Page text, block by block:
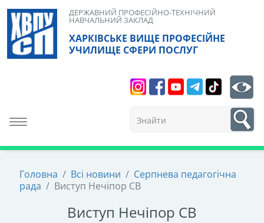
Skip
content
ХАРКІВСЬКЕ ВИЩЕ ПРОФЕСІЙНЕ
УЧИЛИЩЕ СФЕРИ ПОСЛУГ
ДЕРЖАВНИЙ ПРОФЕСІЙНО-ТЕХНІЧНИЙ
НАВЧАЛЬНИЙ ЗАКЛАД
Toggle navigation
1
Головна / Всі новини / Серпнева педагогічна
рада / Виступ Нечіпор СВ
Виступ Нечіпор СВ